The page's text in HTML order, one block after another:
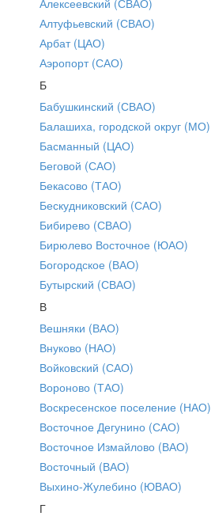
Алтуфьевский (СВАО)
Арбат (ЦАО)
Аэропорт (САО)
Б
Бабушкинский (СВАО)
Балашиха, городской округ (МО)
Басманный (ЦАО)
Беговой (САО)
Бекасово (ТАО)
Бескудниковский (САО)
Бибирево (СВАО)
Бирюлево Восточное (ЮАО)
Богородское (ВАО)
Бутырский (СВАО)
В
Вешняки (ВАО)
Внуково (НАО)
Войковский (САО)
Вороново (ТАО)
Воскресенское поселение (НАО)
Восточное Дегунино (САО)
Восточное Измайлово (ВАО)
Восточный (ВАО)
Выхино-Жулебино (ЮВАО)
Г